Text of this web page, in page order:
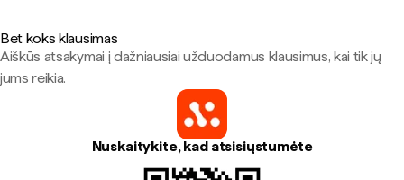
Bet koks klausimas
Aiškūs atsakymai į dažniausiai užduodamus klausimus, kai tik jų
jums reikia.
Nuskaitykite, kad atsisiųstumėte